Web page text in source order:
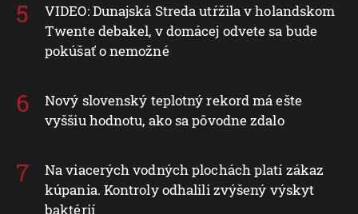
VIDEO: Dunajská Streda utŕžila v holandskom
Twente debakel, v domácej odvete sa bude
pokúšať o nemožné
Nový slovenský teplotný rekord má ešte
vyššiu hodnotu, ako sa pôvodne zdalo
Na viacerých vodných plochách platí zákaz
kúpania. Kontroly odhalili zvýšený výskyt
baktérií